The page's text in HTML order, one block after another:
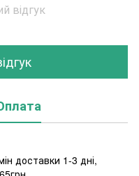
відгук
доставки 1-3 дні,